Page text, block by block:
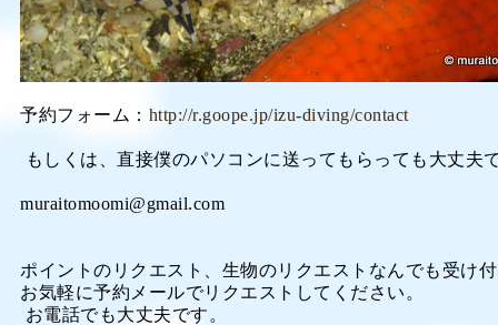
予約フォーム： http://r.goope.jp/izu-diving/contact
もしくは、直接僕のパソコンに送ってもらっても大丈夫
muraitomoomi@gmail.com
ポイントのリクエスト、生物のリクエストなんでも受け付
お気軽に予約メールでリクエストしてください。
お電話でも大丈夫です。